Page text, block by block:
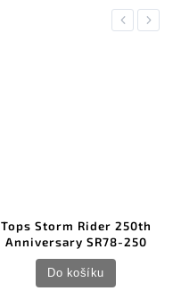
Previous
Tops Storm Rider 250th
Anniversary SR78-250
Do košíku
Next